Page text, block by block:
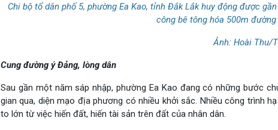
Chi bộ tổ dân phố 5, phường Ea Kao, tỉnh Đắk Lắk huy động được
công bê tông hóa 500m đường
Ảnh: Hoài Thu/
Cung đường ý Đảng, lòng dân
Sau gần một năm sáp nhập, phường Ea Kao đang có những bước
gian qua, diện mạo địa phương có nhiều khởi sắc. Nhiều công trình
to lớn từ việc hiến đất, hiến tài sản trên đất của nhân dân.